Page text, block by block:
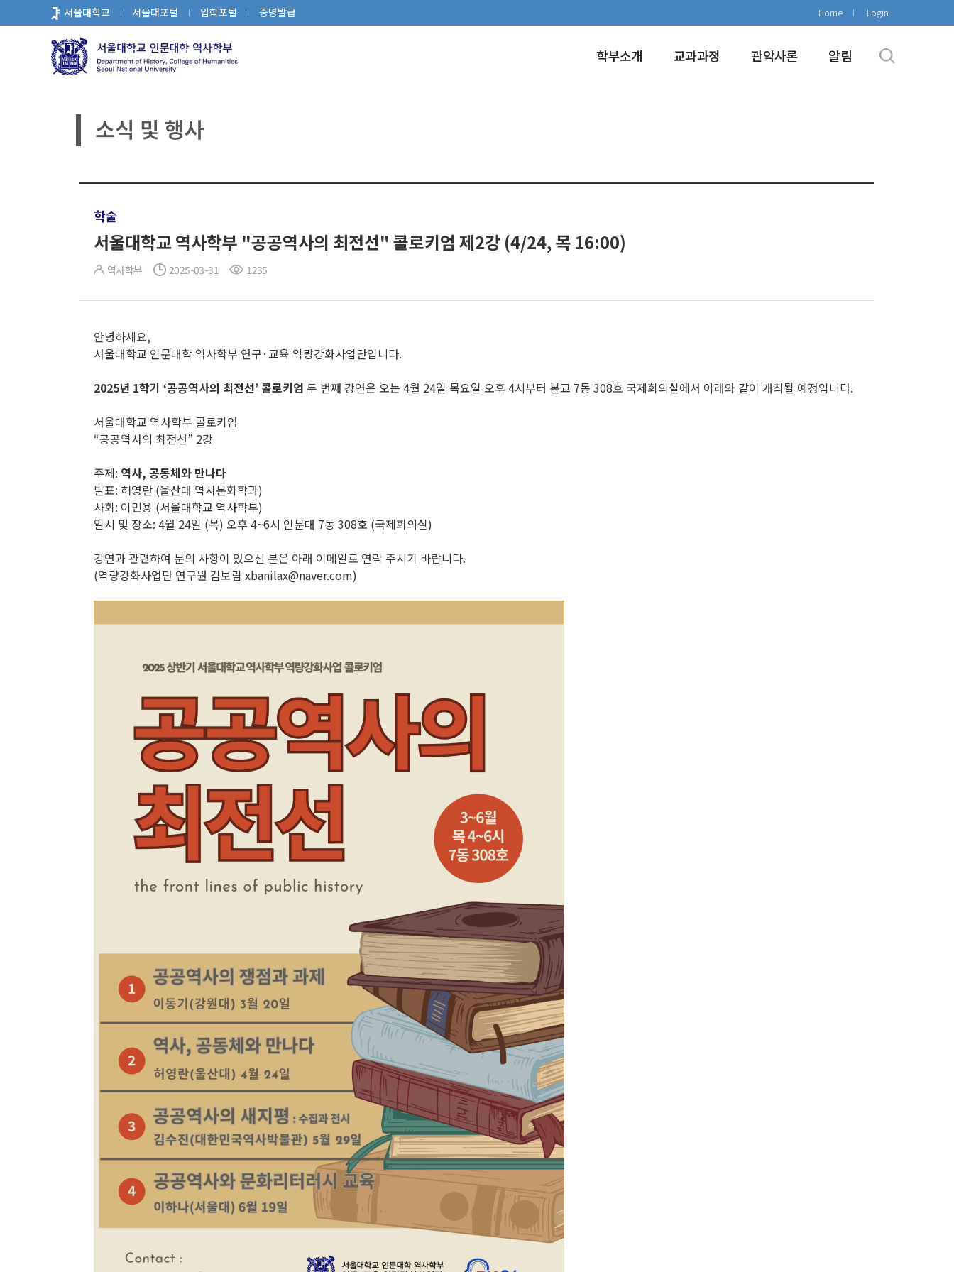
로
서울대학교 서울대포털 입학포털 증명발급 Home Login
학부소개 교과과정 관악사론 알림
소식 및 행사
학술
서울대학교 역사학부 "공공역사의 최전선" 콜로키엄 제2강 (4/24, 목 16:00)
역사학부 2025-03-31 1235
안녕하세요,
서울대학교 인문대학 역사학부 연구·교육 역량강화사업단입니다.
2025년 1학기 ‘공공역사의 최전선’ 콜로키엄 두 번째 강연은 오는 4월 24일 목요일 오후 4시부터 본교 7동 308호 국제회의실에서 아래와 같이 개최될 예정입니다.
서울대학교 역사학부 콜로키엄
“공공역사의 최전선” 2강
주제: 역사, 공동체와 만나다
발표: 허영란 (울산대 역사문화학과)
사회: 이민용 (서울대학교 역사학부)
일시 및 장소: 4월 24일 (목) 오후 4~6시 인문대 7동 308호 (국제회의실)
강연과 관련하여 문의 사항이 있으신 분은 아래 이메일로 연락 주시기 바랍니다.
(역량강화사업단 연구원 김보람 xbanilax@naver.com)